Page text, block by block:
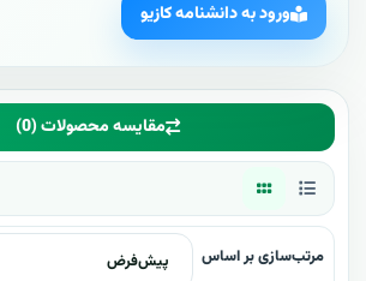
ورود به دانشنامه کازیو
مقایسه محصولات (0)
مرتب‌سازی بر اساس